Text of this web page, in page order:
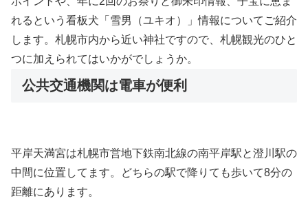
れるという看板犬「雪男（ユキオ）」情報についてご紹介
します。札幌市内から近い神社ですので、札幌観光のひと
つに加えられてはいかがでしょうか。
公共交通機関は電車が便利
平岸天満宮は札幌市営地下鉄南北線の南平岸駅と澄川駅の
中間に位置してます。どちらの駅で降りても歩いて8分の
距離にあります。